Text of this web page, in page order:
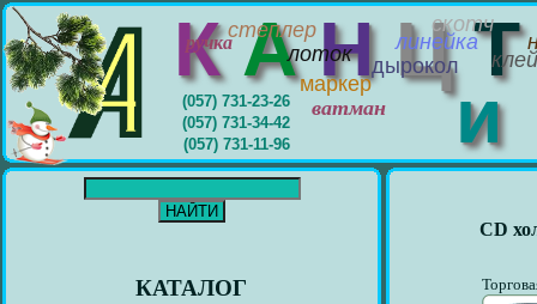
КАНЦ
(057) 731-23-26
(057) 731-34-42
(057) 731-11-96
маркер
ручка
ватман
дырокол
скотч
клей
линейка
лоток
степлер
КАТАЛОГ
CD